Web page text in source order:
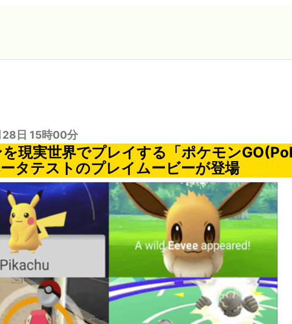
日 15時00分
現実世界でプレイする「ポケモン
タテストのプレイムービーが登場